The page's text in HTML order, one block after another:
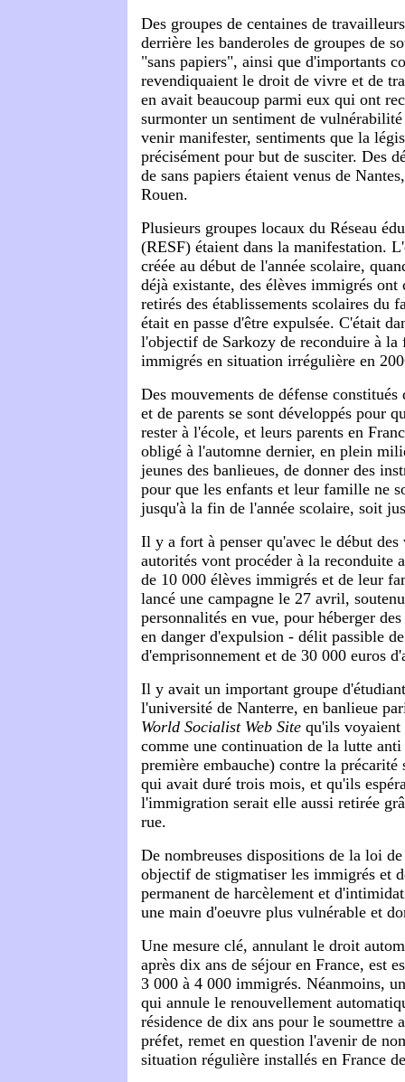
Des groupes de centaines de
derrière les banderoles de groupes de
"sans papiers", ainsi que d'importants
revendiquaient le droit de vivre et de
en avait beaucoup parmi eux qui ont
surmonter un sentiment de
venir manifester, sentiments que la
précisément pour but de susciter. Des
de sans papiers étaient venus de
Rouen.
Plusieurs groupes locaux du Réseau
(RESF) étaient dans la manifestation.
créée au début de l'année scolaire,
déjà existante, des élèves immigrés ont
retirés des établissements scolaires du
était en passe d'être expulsée. C'était
l'objectif de Sarkozy de reconduire à la
immigrés en situation irrégulière en
Des mouvements de défense constitués
et de parents se sont développés pour
rester à l'école, et leurs parents en
obligé à l'automne dernier, en plein
jeunes des banlieues, de donner des
pour que les enfants et leur famille ne
jusqu'à la fin de l'année scolaire, soit
Il y a fort à penser qu'avec le début des
autorités vont procéder à la reconduite
de 10 000 élèves immigrés et de leur
lancé une campagne le 27 avril,
personnalités en vue, pour héberger
en danger d'expulsion - délit passible
d'emprisonnement et de 30 000 euros
Il y avait un important groupe
l'université de Nanterre, en banlieue
World Socialist Web Site qu'ils
comme une continuation de la lutte
première embauche) contre la
qui avait duré trois mois, et qu'ils
l'immigration serait elle aussi retirée
rue.
De nombreuses dispositions de la loi
objectif de stigmatiser les immigrés et
permanent de harcèlement et
une main d'oeuvre plus vulnérable et
Une mesure clé, annulant le droit
après dix ans de séjour en France, est
3 000 à 4 000 immigrés. Néanmoins,
qui annule le renouvellement
résidence de dix ans pour le soumettre
préfet, remet en question l'avenir de
situation régulière installés en France